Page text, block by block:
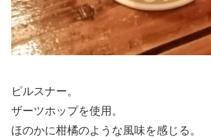
ピルスナー。
ザーツホップを使用。
ほのかに柑橘のような風味を感じる。